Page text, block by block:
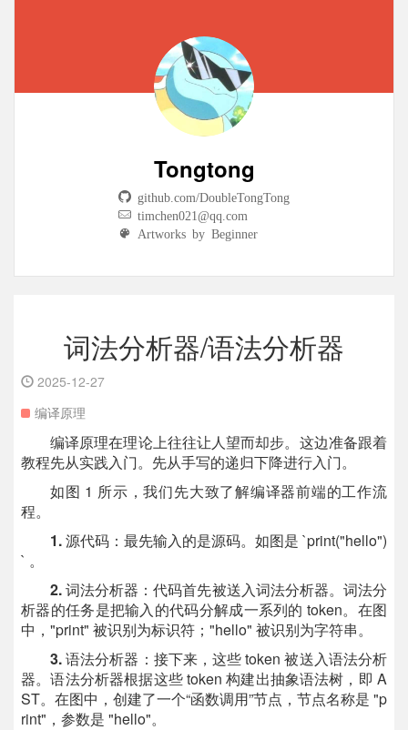
Tongtong
github.com/DoubleTongTong
timchen021@qq.com
Artworks by Beginner
词法分析器/语法分析器
2025-12-27
编译原理
编译原理在理论上往往让人望而却步。这边准备跟着
教程先从实践入门。先从手写的递归下降进行入门。
如图 1 所示，我们先大致了解编译器前端的工作流
程。
1.源代码：最先输入的是源码。如图是 `print("hello")
` 。
2.词法分析器：代码首先被送入词法分析器。词法分
析器的任务是把输入的代码分解成一系列的 token。在图
中，"print" 被识别为标识符；"hello" 被识别为字符串。
3.语法分析器：接下来，这些 token 被送入语法分析
器。语法分析器根据这些 token 构建出抽象语法树，即 A
ST。在图中，创建了一个“函数调用”节点，节点名称是 "p
rint"，参数是 "hello"。